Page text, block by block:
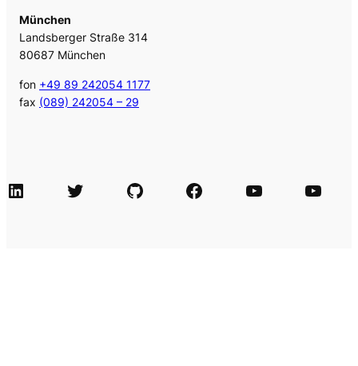
München
Landsberger Straße 314
80687 München
fon +49 89 242054 1177
fax (089) 242054 – 29
LinkedIn Twitter GitHub Facebook Agile Videos Tech-Videos